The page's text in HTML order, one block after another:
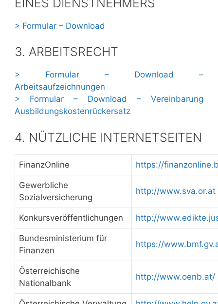
> Formular – Download
3. ARBEITSRECHT
> Formular – Download –
Arbeitsaufzeichnungen
> Formular – Download – Vereinbarung
Ausbildungskostenrückersatz
4. NÜTZLICHE INTERNETSEITEN
FinanzOnline https://
Gewerbliche
Sozialversicherung
http://www.sva.or.at
Konkursveröffentlichungen http://
Bundesministerium für
Finanzen
https://
Österreichische
Nationalbank
http://www.oenb.at/